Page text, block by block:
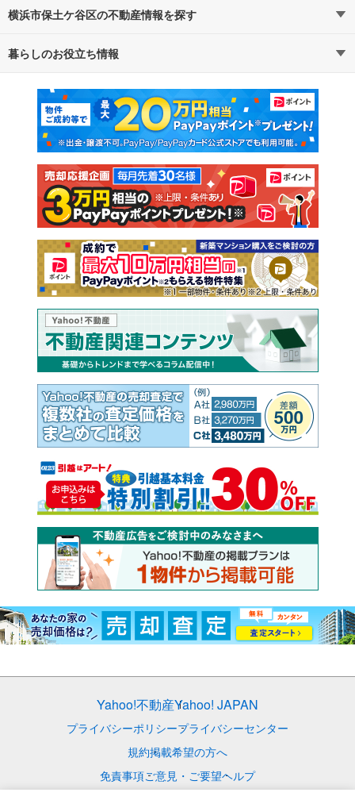
路線・駅から探す 地域から探す
通勤・通学時間から探す
横浜市保土ケ谷区の不動産情報を探す
不動産・住宅
新築マンション 中古マンション
新築一戸建て 中古一戸建て
注文住宅 土地
売却査定
暮らしのお役立ち情報
マンションカタログ 教えて！住まいの先生
Yahoo!不動産Yahoo! JAPAN
プライバシーポリシープライバシーセンター
規約掲載希望の方へ
免責事項ご意見・ご要望ヘルプ
© LY Corporation